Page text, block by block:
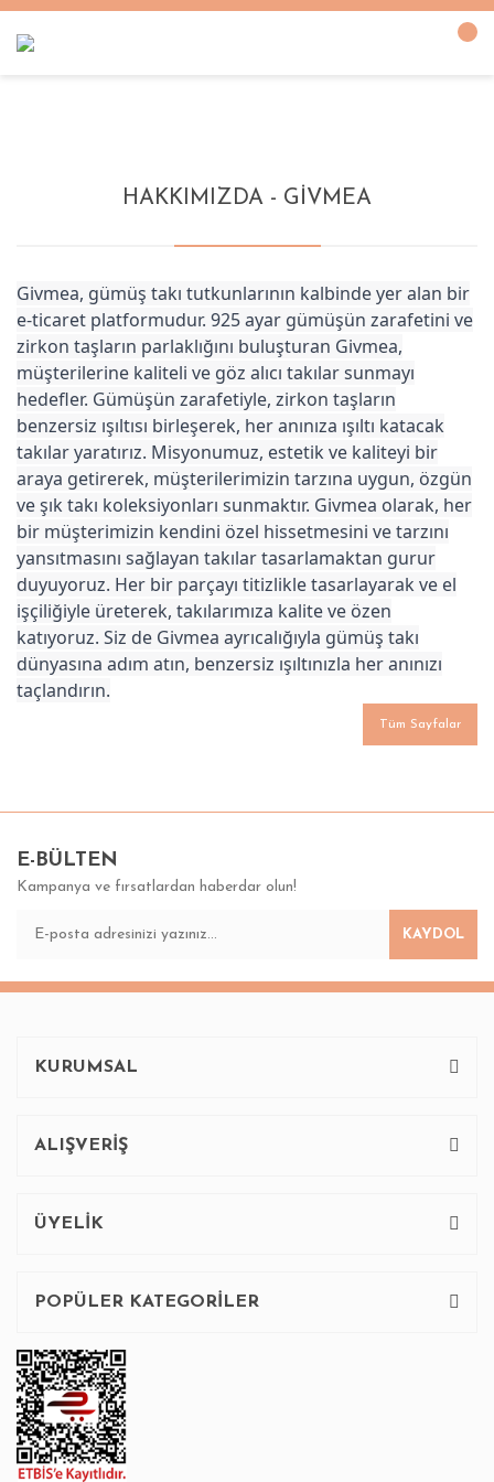
HAKKIMIZDA - GIVMEA
Givmea, gümüş takı tutkunlarının kalbinde yer alan bir
e-ticaret platformudur. 925 ayar gümüşün zarafetini ve
zirkon taşların parlaklığını buluşturan Givmea,
müşterilerine kaliteli ve göz alıcı takılar sunmayı
hedefler. Gümüşün zarafetiyle, zirkon taşların
benzersiz ışıltısı birleşerek, her anınıza ışıltı katacak
takılar yaratırız. Misyonumuz, estetik ve kaliteyi bir
araya getirerek, müşterilerimizin tarzına uygun, özgün
ve şık takı koleksiyonları sunmaktır. Givmea olarak, her
bir müşterimizin kendini özel hissetmesini ve tarzını
yansıtmasını sağlayan takılar tasarlamaktan gurur
duyuyoruz. Her bir parçayı titizlikle tasarlayarak ve el
işçiliğiyle üreterek, takılarımıza kalite ve özen
katıyoruz. Siz de Givmea ayrıcalığıyla gümüş takı
dünyasına adım atın, benzersiz ışıltınızla her anınızı
taçlandırın.
Tüm Sayfalar
E-BÜLTEN
Kampanya ve fırsatlardan haberdar olun!
KAYDOL
KURUMSAL
ALIŞVERİŞ
ÜYELİK
POPÜLER KATEGORİLER